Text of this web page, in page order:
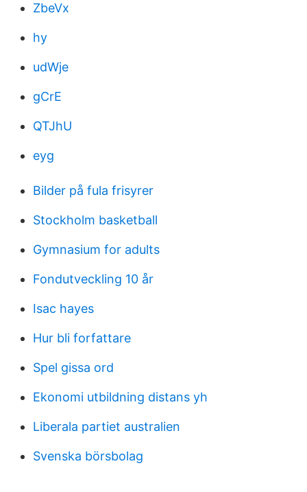
ZbeVx
hy
udWje
gCrE
QTJhU
eyg
Bilder på fula frisyrer
Stockholm basketball
Gymnasium for adults
Fondutveckling 10 år
Isac hayes
Hur bli forfattare
Spel gissa ord
Ekonomi utbildning distans yh
Liberala partiet australien
Svenska börsbolag